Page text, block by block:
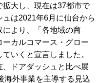
拡大し、現在は37都市で
は2021年6月に仙台から
により、「各地域の商
カルコマース・グロー
いくと宣言しました。
ドアダッシュと比べ展
海外事業を主導する見込